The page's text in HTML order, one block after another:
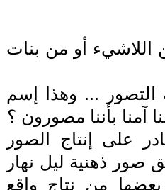
اللاشيء أو من بنات
التصور ... وهذا إسم
آمنا بأننا مصورون ؟
على إنتاج الصور
صور ذهنية ليل نهار
من نتاج واقع